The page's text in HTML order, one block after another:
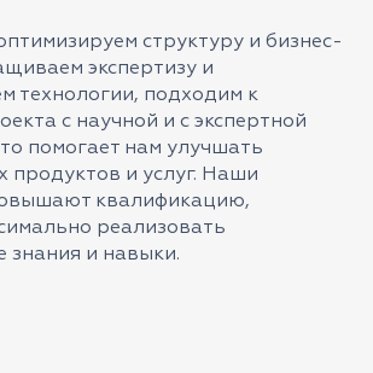
структуру и бизнес-
экспертизу и
технологии, подходим к
с научной и с экспертной
помогает нам улучшать
продуктов и услуг. Наши
квалификацию,
реализовать
знания и навыки.